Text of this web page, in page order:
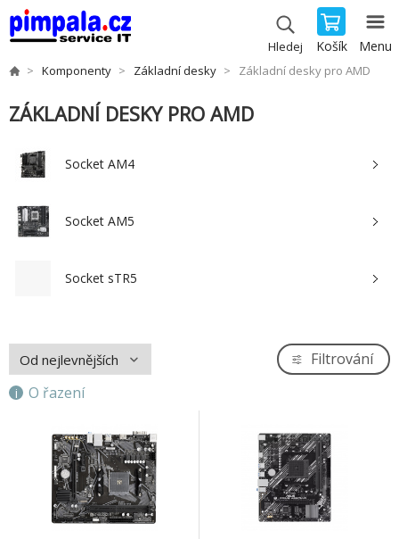
Hledej Košík Menu
Komponenty Základní desky Základní desky pro AMD
ZÁKLADNÍ DESKY PRO AMD
Socket AM4
Socket AM5
Socket sTR5
O řazení
Filtrování